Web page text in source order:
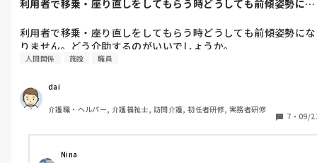
現場職員も散々言っておいて引き留め→理由は業務負担が増えるか
全く気にする必要はありません。自分の人生です。今の会社に尽くす
理由はありますか？
利用者で移乗・座り直しをしてもらう時どうしても前傾姿勢にな
利用者で移乗・座り直しをしてもらう時どうしても前傾姿勢にな
りません。どう介助するのがいいでしょうか。
人間関係 施設 職員
dai
介護職・ヘルパー, 介護福祉士, 訪問介護, 初任者研修, 実務者研修
7 ・ 09/
Nina